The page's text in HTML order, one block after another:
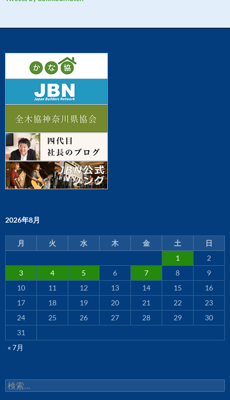
2026年8月
月 火 水 木 金 土
日
1
2
3
4 5 6 7 8
9
10
11 12 13 14 15
16
17
18 19 20 21 22
23
24
25 26 27 28 29
30
31
« 7月
検
索: